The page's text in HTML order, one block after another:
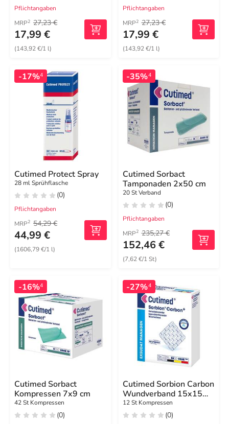
Pflichtangaben
MRP2 27,23 €
17,99 €
(143,92 €/1 l)
Pflichtangaben
MRP2 27,23 €
17,99 €
(143,92 €/1 l)
-17%4
Cutimed Protect Spray
28 ml Sprühflasche
(0)
Pflichtangaben
MRP2 54,29 €
44,99 €
(1606,79 €/1 l)
-35%4
Cutimed Sorbact
Tamponaden 2x50 cm
20 St Verband
(0)
Pflichtangaben
MRP2 235,27 €
152,46 €
(7,62 €/1 St)
-16%4
Cutimed Sorbact
Kompressen 7x9 cm
42 St Kompressen
(0)
-27%4
Cutimed Sorbion Carbon
Wundverband 15x15
cm steril
12 St Kompressen
(0)